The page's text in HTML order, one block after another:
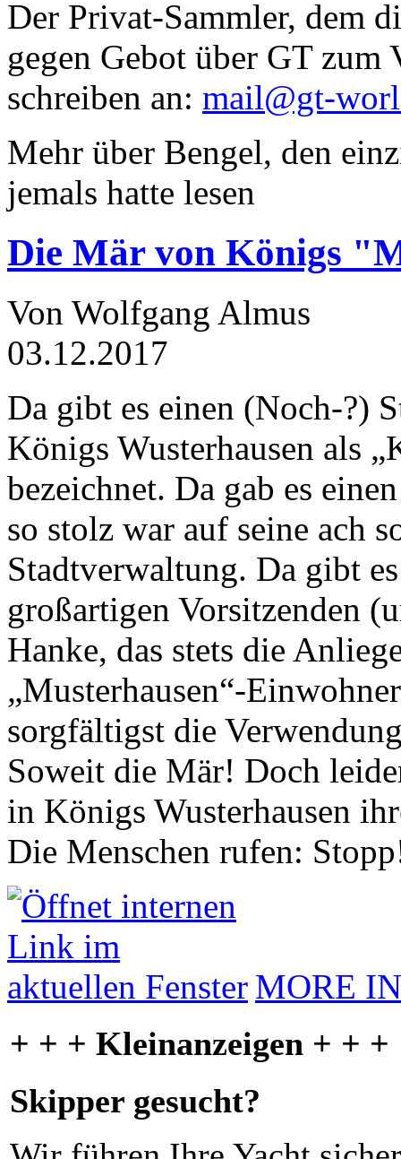
Der Privat-Sammler, dem
gegen Gebot über GT zum
schreiben an: mail@gt-
Mehr über Bengel, den
jemals hatte lesen
Die Mär von Königs
Von Wolfgang Almus
03.12.2017
Da gibt es einen (Noch-?)
Königs Wusterhausen als
bezeichnet. Da gab es
so stolz war auf seine ach
Stadtverwaltung. Da gibt
großartigen Vorsitzenden
Hanke, das stets die
„Musterhausen“-
sorgfältigst die
Soweit die Mär! Doch
in Königs Wusterhausen
Die Menschen rufen:
MORE
+ + + Kleinanzeigen + + +
Skipper gesucht?